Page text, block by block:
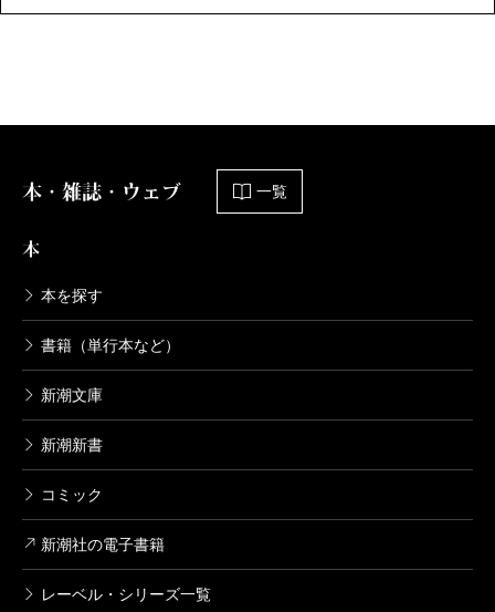
本・雑誌・ウェブ 一覧
本
本を探す
書籍（単行本など）
新潮文庫
新潮新書
コミック
新潮社の電子書籍
レーベル・シリーズ一覧